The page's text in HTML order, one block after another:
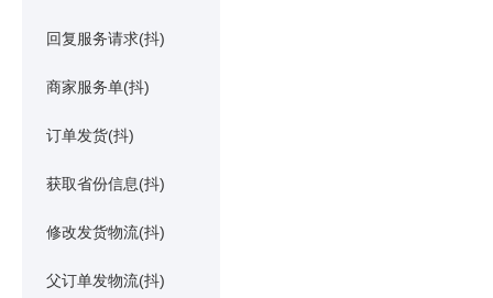
回复服务请求(抖)
商家服务单(抖)
订单发货(抖)
获取省份信息(抖)
修改发货物流(抖)
父订单发物流(抖)